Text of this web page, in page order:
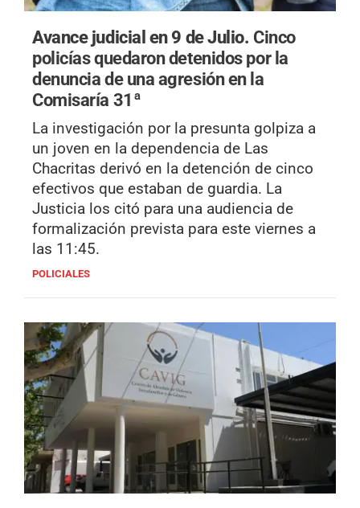
Avance judicial en 9 de Julio. Cinco
policías quedaron detenidos por la
denuncia de una agresión en la
Comisaría 31ª
La investigación por la presunta golpiza a
un joven en la dependencia de Las
Chacritas derivó en la detención de cinco
efectivos que estaban de guardia. La
Justicia los citó para una audiencia de
formalización prevista para este viernes a
las 11:45.
POLICIALES